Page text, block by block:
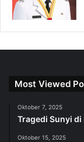
Most Viewed
Oktober 7, 2025
Tragedi Sunyi di
Oktober 15, 2025